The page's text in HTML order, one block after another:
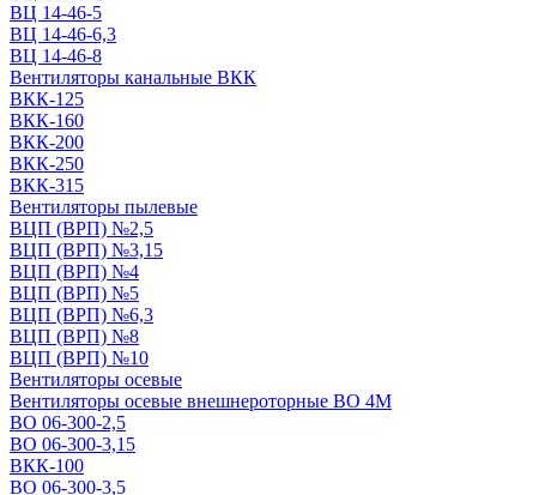
ВЦ 14-46-5
ВЦ 14-46-6,3
ВЦ 14-46-8
Вентиляторы канальные ВКК
ВКК-125
ВКК-160
ВКК-200
ВКК-250
ВКК-315
Вентиляторы пылевые
ВЦП (ВРП) №2,5
ВЦП (ВРП) №3,15
ВЦП (ВРП) №4
ВЦП (ВРП) №5
ВЦП (ВРП) №6,3
ВЦП (ВРП) №8
ВЦП (ВРП) №10
Вентиляторы осевые
Вентиляторы осевые внешнероторные ВО 4М
ВО 06-300-2,5
ВО 06-300-3,15
ВКК-100
ВО 06-300-3,5